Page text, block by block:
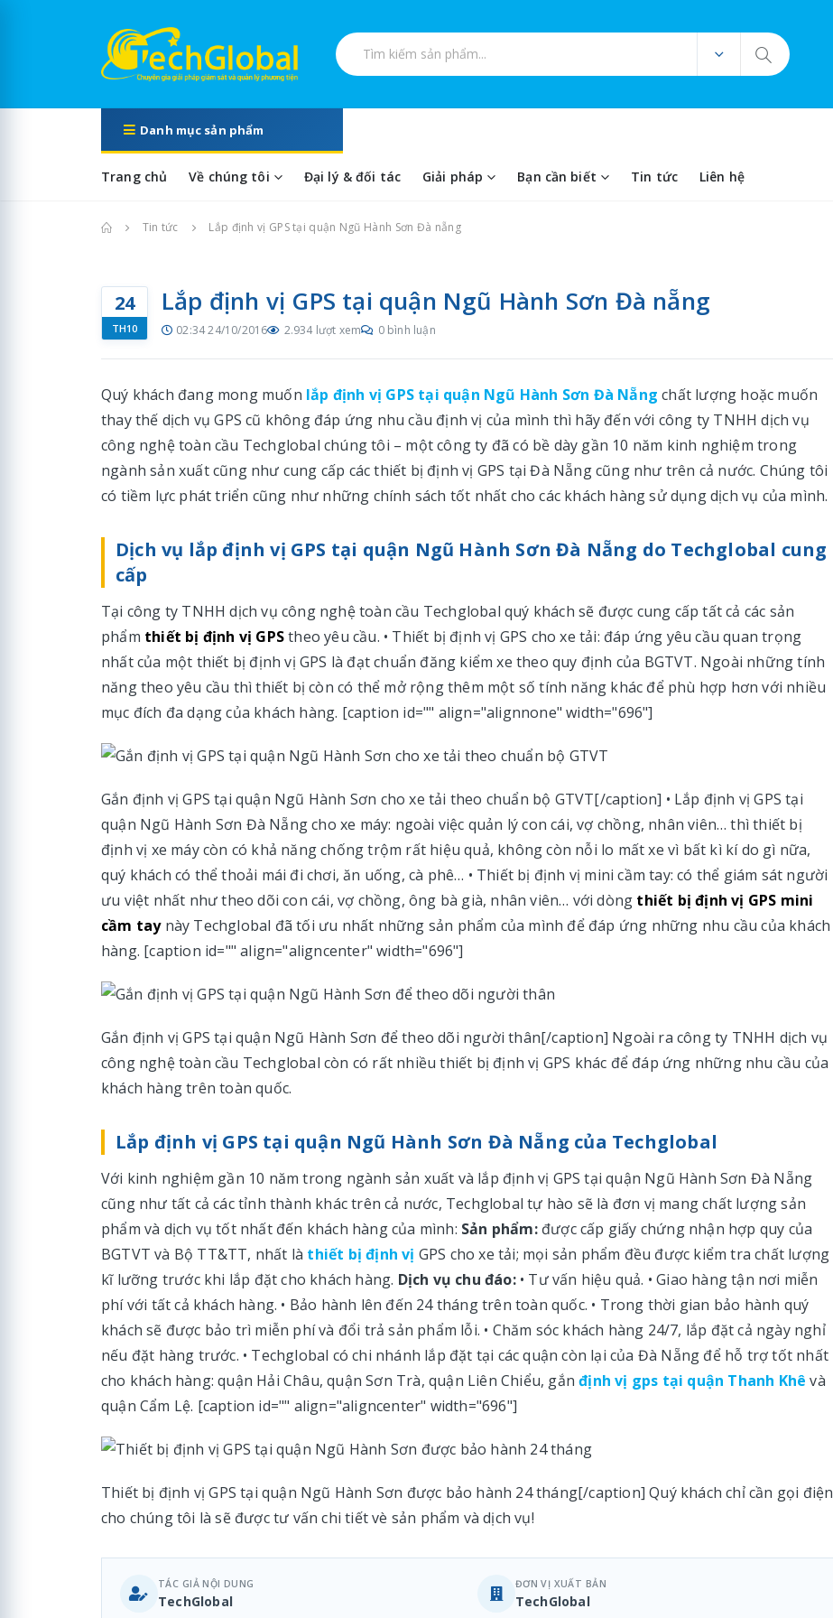
Tìm kiếm sản phẩm
Danh mục sản phẩm
Trang chủ Về chúng tôi Đại lý & đối tác Giải pháp Bạn cần biết Tin tức Liên hệ
Trang chủ
Tin tức Lắp định vị GPS tại quận Ngũ Hành Sơn Đà nẵng
24
TH10
Lắp định vị GPS tại quận Ngũ Hành Sơn Đà nẵng
02:34 24/10/2016 2.934 lượt xem 0 bình luận
Quý khách đang mong muốn lắp định vị GPS tại quận Ngũ Hành Sơn Đà Nẵng chất lượng hoặc muốn
thay thế dịch vụ GPS cũ không đáp ứng nhu cầu định vị của mình thì hãy đến với công ty TNHH dịch vụ
công nghệ toàn cầu Techglobal chúng tôi – một công ty đã có bề dày gần 10 năm kinh nghiệm trong
ngành sản xuất cũng như cung cấp các thiết bị định vị GPS tại Đà Nẵng cũng như trên cả nước. Chúng tôi
có tiềm lực phát triển cũng như những chính sách tốt nhất cho các khách hàng sử dụng dịch vụ của mình.
Dịch vụ lắp định vị GPS tại quận Ngũ Hành Sơn Đà Nẵng do Techglobal cung
cấp
Tại công ty TNHH dịch vụ công nghệ toàn cầu Techglobal quý khách sẽ được cung cấp tất cả các sản
phẩm thiết bị định vị GPStheo yêu cầu. • Thiết bị định vị GPS cho xe tải: đáp ứng yêu cầu quan trọng
nhất của một thiết bị định vị GPS là đạt chuẩn đăng kiểm xe theo quy định của BGTVT. Ngoài những tính
năng theo yêu cầu thì thiết bị còn có thể mở rộng thêm một số tính năng khác để phù hợp hơn với nhiều
mục đích đa dạng của khách hàng. [caption id="" align="alignnone" width="696"]
Gắn định vị GPS tại quận Ngũ Hành Sơn cho xe tải theo chuẩn bộ GTVT[/caption] • Lắp định vị GPS tại
quận Ngũ Hành Sơn Đà Nẵng cho xe máy: ngoài việc quản lý con cái, vợ chồng, nhân viên… thì thiết bị
định vị xe máy còn có khả năng chống trộm rất hiệu quả, không còn nỗi lo mất xe vì bất kì kí do gì nữa,
quý khách có thể thoải mái đi chơi, ăn uống, cà phê… • Thiết bị định vị mini cầm tay: có thể giám sát người
ưu việt nhất như theo dõi con cái, vợ chồng, ông bà già, nhân viên… với dòng thiết bị định vị GPS mini
cầm taynày Techglobal đã tối ưu nhất những sản phẩm của mình để đáp ứng những nhu cầu của khách
hàng. [caption id="" align="aligncenter" width="696"]
Gắn định vị GPS tại quận Ngũ Hành Sơn để theo dõi người thân[/caption] Ngoài ra công ty TNHH dịch vụ
công nghệ toàn cầu Techglobal còn có rất nhiều thiết bị định vị GPS khác để đáp ứng những nhu cầu của
khách hàng trên toàn quốc.
Lắp định vị GPS tại quận Ngũ Hành Sơn Đà Nẵng của Techglobal
Với kinh nghiệm gần 10 năm trong ngành sản xuất và lắp định vị GPS tại quận Ngũ Hành Sơn Đà Nẵng
cũng như tất cả các tỉnh thành khác trên cả nước, Techglobal tự hào sẽ là đơn vị mang chất lượng sản
phẩm và dịch vụ tốt nhất đến khách hàng của mình: Sản phẩm:được cấp giấy chứng nhận hợp quy của
BGTVT và Bộ TT&TT, nhất là thiết bị định vị GPS cho xe tải; mọi sản phẩm đều được kiểm tra chất lượng
kĩ lưỡng trước khi lắp đặt cho khách hàng. Dịch vụ chu đáo:• Tư vấn hiệu quả. • Giao hàng tận nơi miễn
phí với tất cả khách hàng. • Bảo hành lên đến 24 tháng trên toàn quốc. • Trong thời gian bảo hành quý
khách sẽ được bảo trì miễn phí và đổi trả sản phẩm lỗi. • Chăm sóc khách hàng 24/7, lắp đặt cả ngày nghỉ
nếu đặt hàng trước. • Techglobal có chi nhánh lắp đặt tại các quận còn lại của Đà Nẵng để hỗ trợ tốt nhất
cho khách hàng: quận Hải Châu, quận Sơn Trà, quận Liên Chiểu, gắnđịnh vị gps tại quận Thanh Khê và
quận Cẩm Lệ. [caption id="" align="aligncenter" width="696"]
Thiết bị định vị GPS tại quận Ngũ Hành Sơn được bảo hành 24 tháng[/caption] Quý khách chỉ cần gọi điện
cho chúng tôi là sẽ được tư vấn chi tiết vè sản phẩm và dịch vụ!
TÁC GIẢ NỘI DUNG
TechGlobal
ĐƠN VỊ XUẤT BẢN
TechGlobal